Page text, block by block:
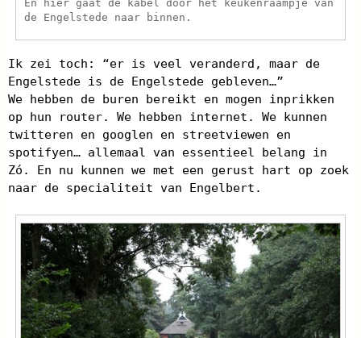
En hier gaat de kabel door het keukenraampje van
de Engelstede naar binnen.
Ik zei toch: “er is veel veranderd, maar de
Engelstede is de Engelstede gebleven…”
We hebben de buren bereikt en mogen inprikken
op hun router. We hebben internet. We kunnen
twitteren en googlen en streetviewen en
spotifyen… allemaal van essentieel belang in
Zó. En nu kunnen we met een gerust hart op zoek
naar de specialiteit van Engelbert.